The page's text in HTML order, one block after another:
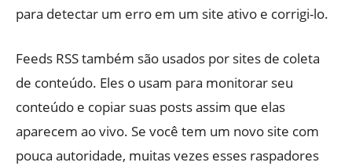
para detectar um erro em um site ativo e corrigi-lo.
Feeds RSS também são usados ​​por sites de coleta
de conteúdo. Eles o usam para monitorar seu
conteúdo e copiar suas posts assim que elas
aparecem ao vivo. Se você tem um novo site com
pouca autoridade, muitas vezes esses raspadores